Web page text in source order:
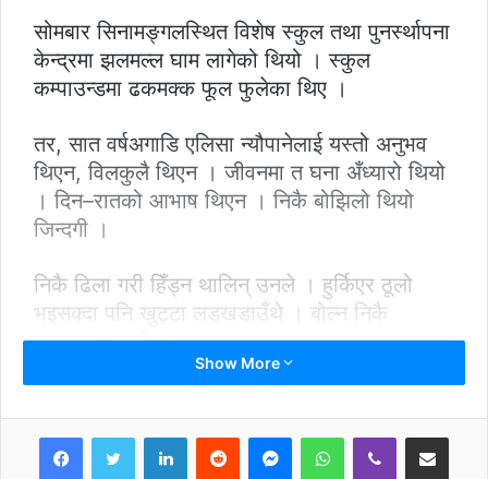
सोमबार सिनामङ्गलस्थित विशेष स्कुल तथा पुनर्स्थापना
केन्द्रमा झलमल्ल घाम लागेको थियो । स्कुल
कम्पाउन्डमा ढकमक्क फूल फुलेका थिए ।
तर, सात वर्षअगाडि एलिसा न्यौपानेलाई यस्तो अनुभव
थिएन, विलकुलै थिएन । जीवनमा त घना अँध्यारो थियो
। दिन–रातको आभाष थिएन । निकै बोझिलो थियो
जिन्दगी ।
निकै ढिला गरी हिँड्न थालिन् उनले । हुर्किएर ठूलो
भइसक्दा पनि खुट्टा लडखडाउँथे । बोल्न निकै
कष्टप्रद हुन्थ्यो ।
शारीरिक वृद्धि–विकास स्वभाविक थियो तर उनी
अस्वभाविक बन्दै गइन् । शरीरका कोष, तन्तु,
Show More
LinkedInReddit MessengerWhatsAppViber Share via Email